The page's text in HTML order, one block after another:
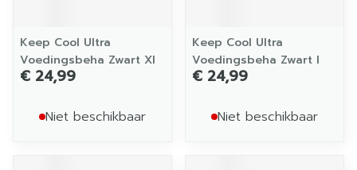
Keep Cool Ultra
Voedingsbeha Zwart Xl
€ 24,99
Niet beschikbaar
Keep Cool Ultra
Voedingsbeha Zwart l
€ 24,99
Niet beschikbaar